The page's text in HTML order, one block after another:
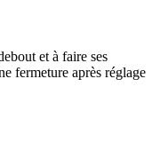
et à faire ses
fermeture après réglage